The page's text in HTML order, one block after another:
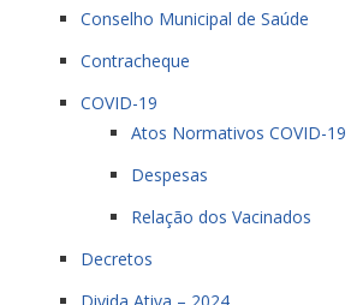
Conselho Municipal de Saúde
Contracheque
COVID-19
Atos Normativos COVID-19
Despesas
Relação dos Vacinados
Decretos